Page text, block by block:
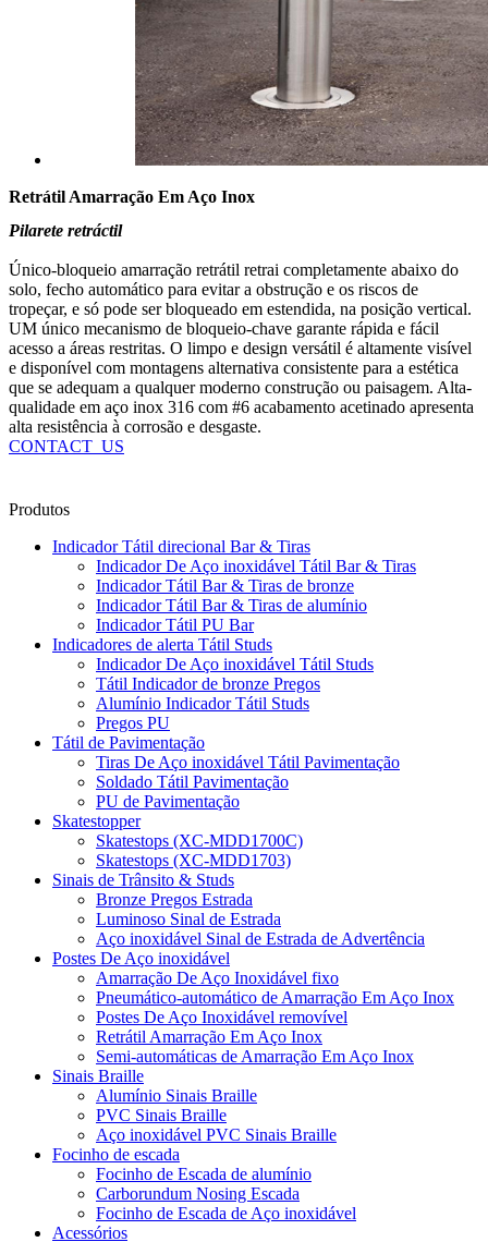
Retrátil Amarração Em Aço Inox
Pilarete retráctil
Único-bloqueio amarração retrátil retrai completamente abaixo do
solo, fecho automático para evitar a obstrução e os riscos de
tropeçar, e só pode ser bloqueado em estendida, na posição vertical.
UM único mecanismo de bloqueio-chave garante rápida e fácil
acesso a áreas restritas. O limpo e design versátil é altamente visível
e disponível com montagens alternativa consistente para a estética
que se adequam a qualquer moderno construção ou paisagem. Alta-
qualidade em aço inox 316 com #6 acabamento acetinado apresenta
alta resistência à corrosão e desgaste.
CONTACT_US
Produtos
Indicador Tátil direcional Bar & Tiras
Indicador De Aço inoxidável Tátil Bar & Tiras
Indicador Tátil Bar & Tiras de bronze
Indicador Tátil Bar & Tiras de alumínio
Indicador Tátil PU Bar
Indicadores de alerta Tátil Studs
Indicador De Aço inoxidável Tátil Studs
Tátil Indicador de bronze Pregos
Alumínio Indicador Tátil Studs
Pregos PU
Tátil de Pavimentação
Tiras De Aço inoxidável Tátil Pavimentação
Soldado Tátil Pavimentação
PU de Pavimentação
Skatestopper
Skatestops (XC-MDD1700C)
Skatestops (XC-MDD1703)
Sinais de Trânsito & Studs
Bronze Pregos Estrada
Luminoso Sinal de Estrada
Aço inoxidável Sinal de Estrada de Advertência
Postes De Aço inoxidável
Amarração De Aço Inoxidável fixo
Pneumático-automático de Amarração Em Aço Inox
Postes De Aço Inoxidável removível
Retrátil Amarração Em Aço Inox
Semi-automáticas de Amarração Em Aço Inox
Sinais Braille
Alumínio Sinais Braille
PVC Sinais Braille
Aço inoxidável PVC Sinais Braille
Focinho de escada
Focinho de Escada de alumínio
Carborundum Nosing Escada
Focinho de Escada de Aço inoxidável
Acessórios